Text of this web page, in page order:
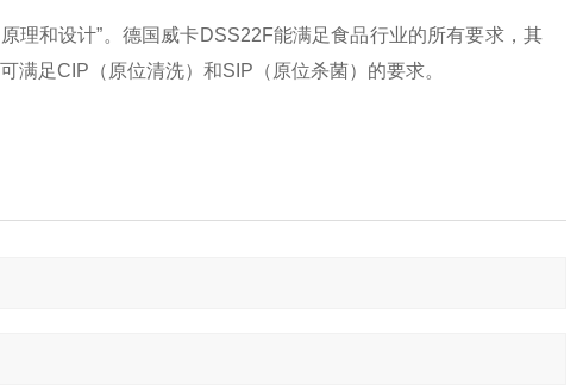
理和设计”。德国威卡DSS22F能满足食品行业的所有要求，其
满足CIP（原位清洗）和SIP（原位杀菌）的要求。